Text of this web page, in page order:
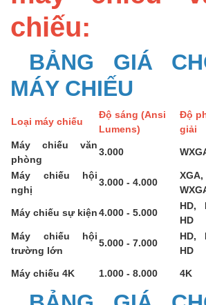
chiếu:
BẢNG GIÁ
MÁY CHIẾU
Loại máy chiếu
Độ sáng (Ansi
Lumens)
Độ
giải
Máy chiếu văn
phòng
3.000
Máy chiếu hội
nghị
3.000 - 4.000
XGA,
Máy chiếu sự kiện4.000 - 5.000
HD,
HD
Máy chiếu hội
trường lớn
5.000 - 7.000
HD,
HD
Máy chiếu 4K
1.000 - 8.000 4K